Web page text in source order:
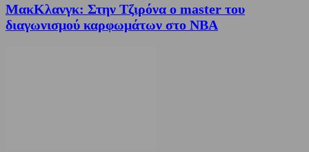
ΜακΚλανγκ: Στην Τζιρόνα ο master του
διαγωνισμού καρφωμάτων στο ΝΒΑ